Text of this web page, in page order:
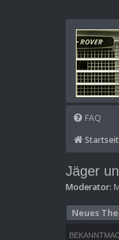
FAQ
Jäger
Moderator:
Neues